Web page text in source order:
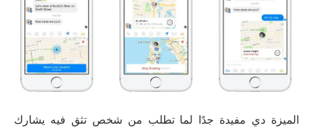
الميزة دي مفيدة جدًا لما تطلب من شخص تثق فيه يشارك